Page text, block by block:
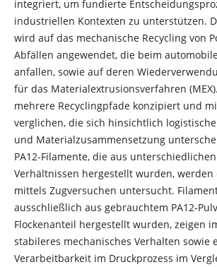
integriert, um fundierte
industriellen Kontexten zu unterstützen.
wird auf das mechanische Recycling von
Abfällen angewendet, die beim
anfallen, sowie auf deren
für das Materialextrusionsverfahren
mehrere Recyclingpfade konzipiert und
verglichen, die sich hinsichtlich
und Materialzusammensetzung
PA12-Filamente, die aus
Verhältnissen hergestellt wurden,
mittels Zugversuchen untersucht.
ausschließlich aus gebrauchtem PA12-
Flockenanteil hergestellt wurden, zeigen
stabileres mechanisches Verhalten sowie
Verarbeitbarkeit im Druckprozess im